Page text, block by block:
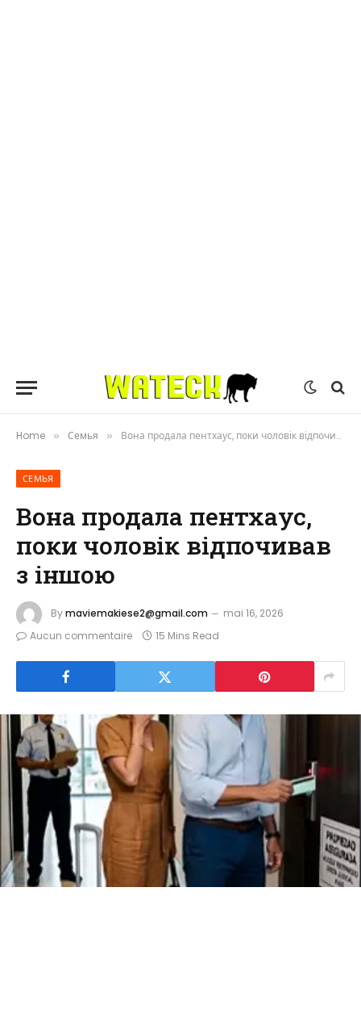
Home » Семья » Вона продала пентхаус, поки чоловік відпочивав з іншою
СЕМЬЯ
Вона продала пентхаус,
поки чоловік відпочивав
з іншою
Bymaviemakiese2@gmail.com
mai 16, 2026
Aucun commentaire
15 Mins Read